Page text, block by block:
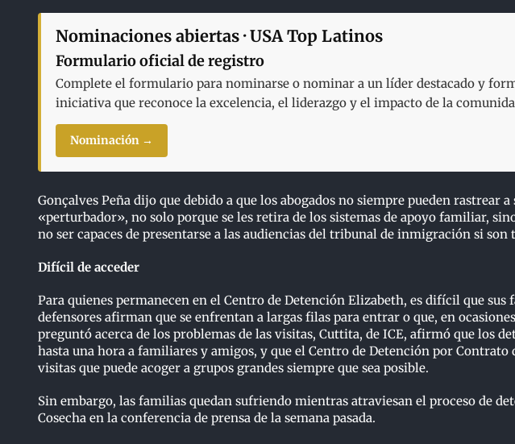
Nominaciones abiertas · USA Top Latinos
Formulario oficial de registro
Complete el formulario para nominarse o nominar a un líder destacado y
iniciativa que reconoce la excelencia, el liderazgo y el impacto de la
Nominación →
Gonçalves Peña dijo que debido a que los abogados no siempre pueden rastrear a
«perturbador», no solo porque se les retira de los sistemas de apoyo familiar,
no ser capaces de presentarse a las audiencias del tribunal de inmigración si son
Difícil de acceder
Para quienes permanecen en el Centro de Detención Elizabeth, es difícil que
defensores afirman que se enfrentan a largas filas para entrar o que, en
preguntó acerca de los problemas de las visitas, Cuttita, de ICE, afirmó que los
hasta una hora a familiares y amigos, y que el Centro de Detención por Contrato
visitas que puede acoger a grupos grandes siempre que sea posible.
Sin embargo, las familias quedan sufriendo mientras atraviesan el proceso de
Cosecha en la conferencia de prensa de la semana pasada.